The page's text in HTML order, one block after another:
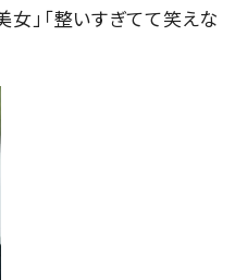
女」「整いすぎてて笑えな